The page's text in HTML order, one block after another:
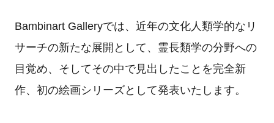
Bambinart Galleryでは、近年の文化人類学的なリ
サーチの新たな展開として、霊長類学の分野への
目覚め、そしてその中で見出したことを完全新
作、初の絵画シリーズとして発表いたします。